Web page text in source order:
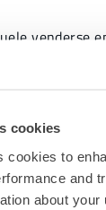
cookies
cookies to
and
about
venderse
la parte
la parte
venderse
la parte